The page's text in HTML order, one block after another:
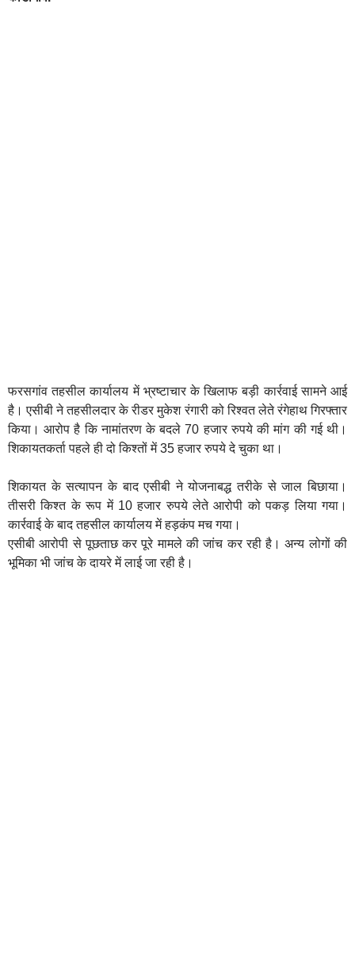
फरसगांव तहसील कार्यालय में भ्रष्टाचार के खिलाफ बड़ी कार्रवाई सामने आई
है। एसीबी ने तहसीलदार के रीडर मुकेश रंगारी को रिश्वत लेते रंगेहाथ गिरफ्तार
किया। आरोप है कि नामांतरण के बदले 70 हजार रुपये की मांग की गई थी।
शिकायतकर्ता पहले ही दो किश्तों में 35 हजार रुपये दे चुका था।
शिकायत के सत्यापन के बाद एसीबी ने योजनाबद्ध तरीके से जाल बिछाया।
तीसरी किश्त के रूप में 10 हजार रुपये लेते आरोपी को पकड़ लिया गया।
कार्रवाई के बाद तहसील कार्यालय में हड़कंप मच गया।
एसीबी आरोपी से पूछताछ कर पूरे मामले की जांच कर रही है। अन्य लोगों की
भूमिका भी जांच के दायरे में लाई जा रही है।